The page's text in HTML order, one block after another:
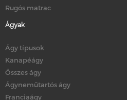
Rugós matrac
Ágyak
Ágy típusok
Kanapéágy
Összes ágy
Ágyneműtartós ágy
Franciaágy